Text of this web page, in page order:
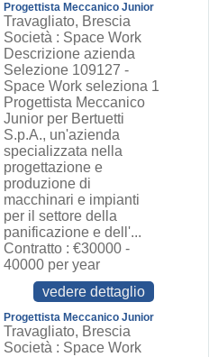
Progettista Meccanico Junior
Travagliato, Brescia
Società : Space Work
Descrizione azienda
Selezione 109127 -
Space Work seleziona 1
Progettista Meccanico
Junior per Bertuetti
S.p.A., un'azienda
specializzata nella
progettazione e
produzione di
macchinari e impianti
per il settore della
panificazione e dell'...
Contratto : €30000 -
40000 per year
vedere dettaglio
Progettista Meccanico Junior
Travagliato, Brescia
Società : Space Work